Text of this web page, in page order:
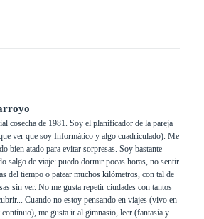
cosecha de 1981. Soy el planificador de la pareja
ver que soy Informático y algo cuadriculado). Me
bien atado para evitar sorpresas. Soy bastante
salgo de viaje: puedo dormir pocas horas, no sentir
del tiempo o patear muchos kilómetros, con tal de
sin ver. No me gusta repetir ciudades con tantos
Cuando no estoy pensando en viajes (vivo en
me gusta ir al gimnasio, leer (fantasía y